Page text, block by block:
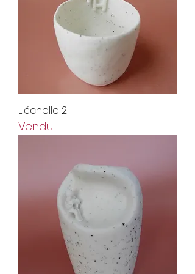
L'échelle 2
Vendu